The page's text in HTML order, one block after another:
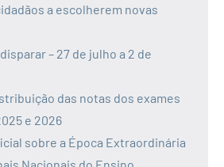
a escolherem novas
– 27 de julho a 2 de
das notas dos exames
e 2026
sobre a Época Extraordinária